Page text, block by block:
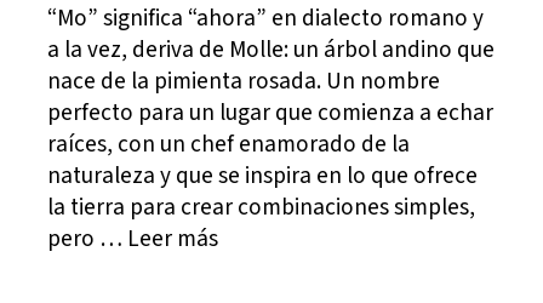
“Mo” significa “ahora” en dialecto romano y
a la vez, deriva de Molle: un árbol andino que
nace de la pimienta rosada. Un nombre
perfecto para un lugar que comienza a echar
raíces, con un chef enamorado de la
naturaleza y que se inspira en lo que ofrece
la tierra para crear combinaciones simples,
pero … Leer más